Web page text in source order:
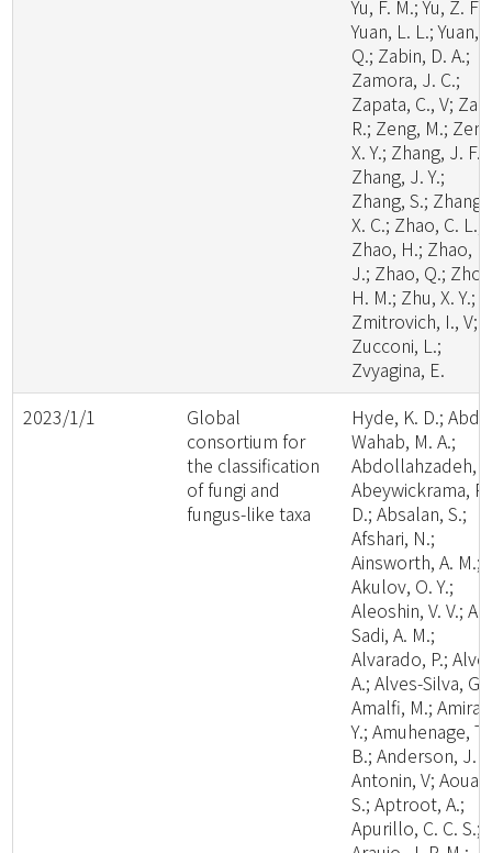
Yu, F. M.; Yu, Z. F.;
Yuan, L. L.; Yuan,
Q.; Zabin, D. A.;
Zamora, J. C.;
Zapata, C., V;
R.; Zeng, M.;
X. Y.; Zhang, J. F.;
Zhang, J. Y.;
Zhang, S.; Zhang,
X. C.; Zhao, C. L.;
Zhao, H.; Zhao,
J.; Zhao, Q.;
H. M.; Zhu, X. Y.;
Zmitrovich, I., V;
Zucconi, L.;
Zvyagina, E.
2023/1/1
Global
consortium for
the classification
of fungi and
fungus-like taxa
Hyde, K. D.;
Wahab, M. A.;
Abdollahzadeh,
Abeywickrama, P.
D.; Absalan, S.;
Afshari, N.;
Ainsworth, A. M.;
Akulov, O. Y.;
Aleoshin, V. V.; Al-
Sadi, A. M.;
Alvarado, P.;
A.; Alves-Silva, G.;
Amalfi, M.; Amira,
Y.; Amuhenage, T.
B.; Anderson, J.
Antonin, V; Aouali,
S.; Aptroot, A.;
Apurillo, C. C. S.;